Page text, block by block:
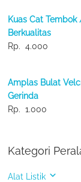
Kuas Cat
Berkualitas
Rp. 4.000
Amplas Bulat
Gerinda
Rp. 1.000
Kategori
Alat Listik